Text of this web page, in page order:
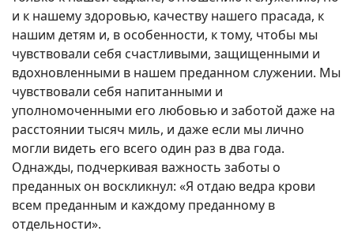
и к нашему здоровью, качеству нашего прасада, к
нашим детям и, в особенности, к тому, чтобы мы
чувствовали себя счастливыми, защищенными и
вдохновленными в нашем преданном служении. Мы
чувствовали себя напитанными и
уполномоченными его любовью и заботой даже на
расстоянии тысяч миль, и даже если мы лично
могли видеть его всего один раз в два года.
Однажды, подчеркивая важность заботы о
преданных он воскликнул: «Я отдаю ведра крови
всем преданным и каждому преданному в
отдельности».